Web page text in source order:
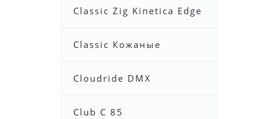
Classic Zig Kinetica Edge
Classic Кожаные
Cloudride DMX
Club C 85